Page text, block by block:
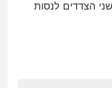
הצדדים לנסות